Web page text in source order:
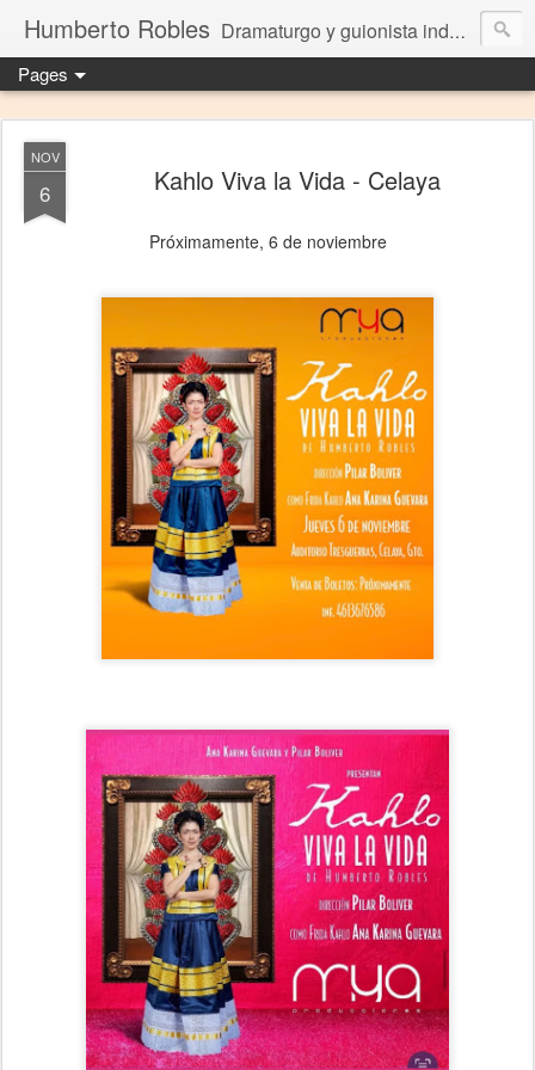
Humberto Robles Dramaturgo y guionista independiente
Pages
NOV
6 Kahlo Viva la Vida - Celaya
Próximamente, 6 de noviembre